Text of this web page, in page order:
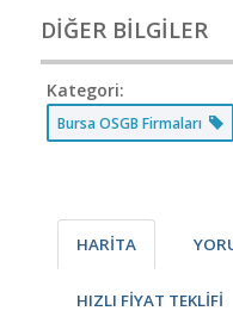
DİĞER BİLGİLER
Kategori:
Bursa OSGB Firmaları
HARİTA
HIZLI FİYAT TEKLİFİ